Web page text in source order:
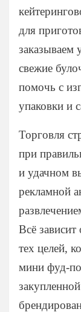
для
заказываем
свежие
помочь с
упаковки и
Торговля
при
и удачном
рекламной
Всё зависит
тех целей,
мини фуд-